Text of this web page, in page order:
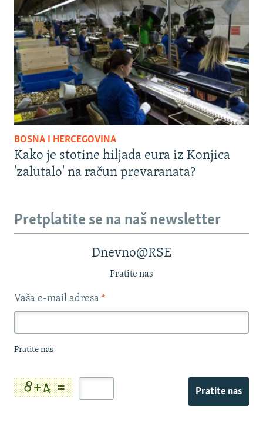
BOSNA I HERCEGOVINA
Kako je stotine hiljada eura iz Konjica
'zalutalo' na račun prevaranata?
Pretplatite se na naš newsletter
Dnevno@RSE
Pratite nas
Vaša e-mail adresa *
Pratite nas
Pratite nas